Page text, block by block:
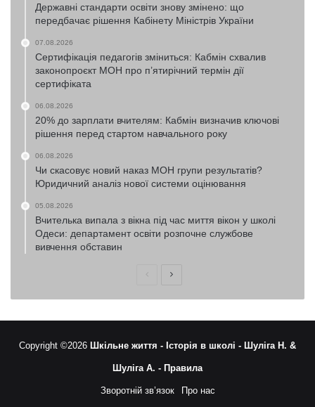
Державні стандарти освіти знову змінено: що
передбачає рішення Кабінету Міністрів України
07.08.2026
Сертифікація педагогів зміниться: Кабмін схвалив
законопроєкт МОН про п’ятирічний термін дії
сертифіката
06.08.2026
20% до зарплати вчителям: Кабмін визначив ключові
рішення перед стартом навчального року
06.08.2026
Чи скасовує новий наказ МОН групи результатів?
Юридичний аналіз нової системи оцінювання
05.08.2026
Вчителька випала з вікна під час миття вікон у школі
Одеси: департамент освіти розпочне службове
вивчення обставин
ПопередняНаступна
Copyright ©2026 Шкільне життя - Історія в школі - Шуліга Н. &
Шуліга А. - Правила
Зворотній зв’язок Про нас